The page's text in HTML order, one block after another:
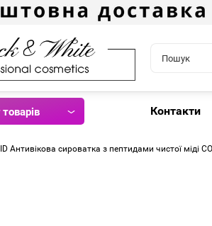
Контакти
Антивікова сироватка з пептидами чистої міді